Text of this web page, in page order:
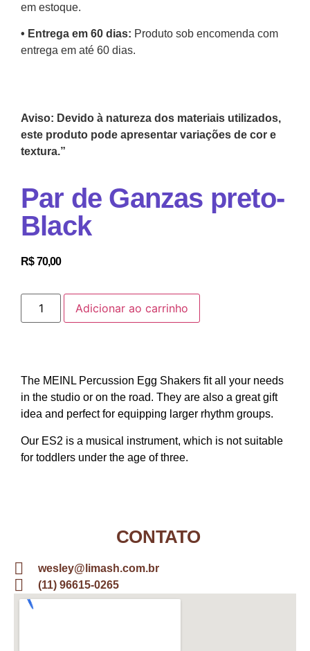
em estoque.
•⁠ Entrega em 60 dias: Produto sob encomenda com
entrega em até 60 dias.
Aviso: Devido à natureza dos materiais utilizados,
este produto pode apresentar variações de cor e
textura.”
Par de Ganzas preto-
Black
R$70,00
Adicionar ao carrinho
The MEINL Percussion Egg Shakers fit all your needs
in the studio or on the road. They are also a great gift
idea and perfect for equipping larger rhythm groups.
Our ES2 is a musical instrument, which is not suitable
for toddlers under the age of three.
CONTATO
wesley@limash.com.br
(11) 96615-0265